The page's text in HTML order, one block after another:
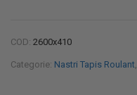
COD: 2600x410
Categorie: Nastri Tapis Roulant,